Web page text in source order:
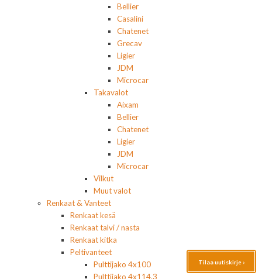
Bellier
Casalini
Chatenet
Grecav
Ligier
JDM
Microcar
Takavalot
Aixam
Bellier
Chatenet
Ligier
JDM
Microcar
Vilkut
Muut valot
Renkaat & Vanteet
Renkaat kesä
Renkaat talvi / nasta
Renkaat kitka
Peltivanteet
Pulttijako 4x100
Pulttijako 4x114,3
Tilaa uutiskirje ›